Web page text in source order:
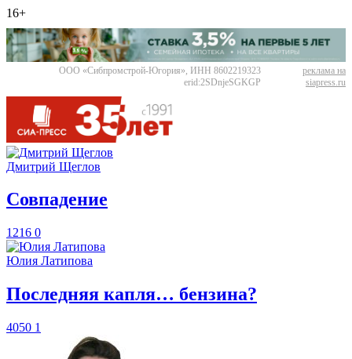
16+
ООО «Сибпромстрой-Югория», ИНН 8602219323
erid:2SDnjeSGKGP
реклама на
siapress.ru
Дмитрий Щеглов
​Совпадение
1216 0
Юлия Латипова
​Последняя капля… бензина?
4050 1